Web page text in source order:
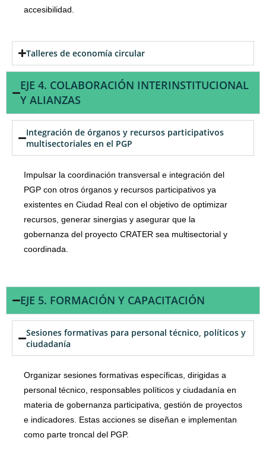
accesibilidad.
Talleres de economía circular
EJE 4. COLABORACIÓN INTERINSTITUCIONAL
Y ALIANZAS
Integración de órganos y recursos participativos
multisectoriales en el PGP
Impulsar la coordinación transversal e integración del
PGP con otros órganos y recursos participativos ya
existentes en Ciudad Real con el objetivo de optimizar
recursos, generar sinergias y asegurar que la
gobernanza del proyecto CRATER sea multisectorial y
coordinada.
EJE 5. FORMACIÓN Y CAPACITACIÓN
Sesiones formativas para personal técnico, políticos y
ciudadanía
Organizar sesiones formativas específicas, dirigidas a
personal técnico, responsables políticos y ciudadanía en
materia de gobernanza participativa, gestión de proyectos
e indicadores. Estas acciones se diseñan e implementan
como parte troncal del PGP.